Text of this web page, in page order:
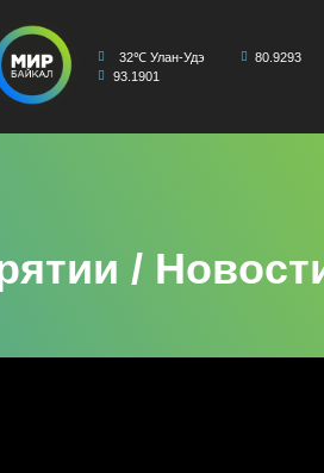
32℃ Улан-Удэ
80.9293
93.1901
/